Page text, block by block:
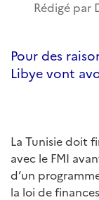
Rédigé par
Pour des
Libye vont
La Tunisie doit
avec le FMI
d’un
la loi de